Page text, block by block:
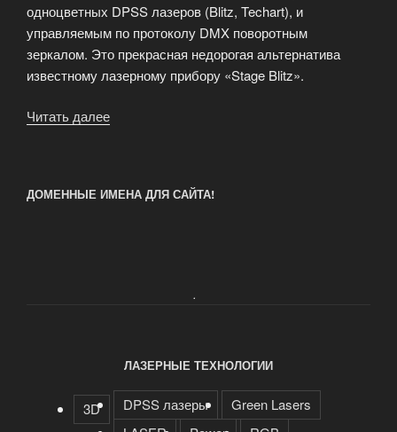
одноцветных DPSS лазеров (Blitz, Techart), и
управляемым по протоколу DMX поворотным
зеркалом. Это прекрасная недорогая альтернатива
известному лазерному прибору «Stage Blitz».
Читать далее
ДОМЕННЫЕ ИМЕНА ДЛЯ САЙТА!
.
ЛАЗЕРНЫЕ ТЕХНОЛОГИИ
3D DPSS лазеры
Green Lasers